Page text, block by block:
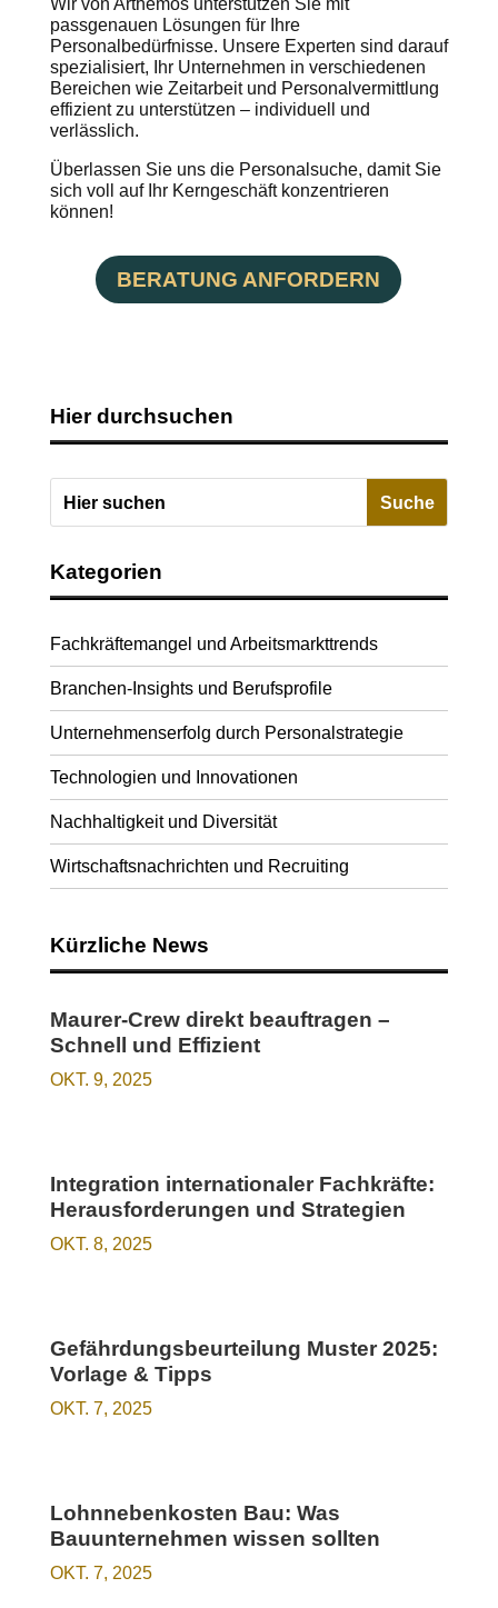
Wir von Arthemos unterstützen Sie mit
passgenauen Lösungen für Ihre
Personalbedürfnisse. Unsere Experten sind darauf
spezialisiert, Ihr Unternehmen in verschiedenen
Bereichen wie Zeitarbeit und Personalvermittlung
effizient zu unterstützen – individuell und
verlässlich.
Überlassen Sie uns die Personalsuche, damit Sie
sich voll auf Ihr Kerngeschäft konzentrieren
können!
BERATUNG ANFORDERN
Hier durchsuchen
Kategorien
Fachkräftemangel und Arbeitsmarkttrends
Branchen-Insights und Berufsprofile
Unternehmenserfolg durch Personalstrategie
Technologien und Innovationen
Nachhaltigkeit und Diversität
Wirtschaftsnachrichten und Recruiting
Kürzliche News
Maurer-Crew direkt beauftragen –
Schnell und Effizient
OKT. 9, 2025
Integration internationaler Fachkräfte:
Herausforderungen und Strategien
OKT. 8, 2025
Gefährdungsbeurteilung Muster 2025:
Vorlage & Tipps
OKT. 7, 2025
Lohnnebenkosten Bau: Was
Bauunternehmen wissen sollten
OKT. 7, 2025